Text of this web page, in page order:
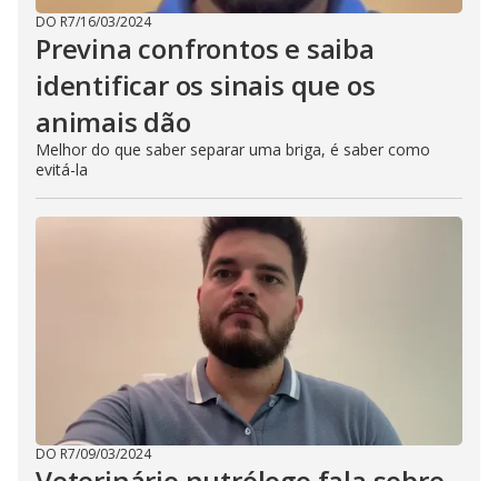
DO R7/16/03/2024
Previna confrontos e saiba
identificar os sinais que os
animais dão
Melhor do que saber separar uma briga, é saber como
evitá-la
DO R7/09/03/2024